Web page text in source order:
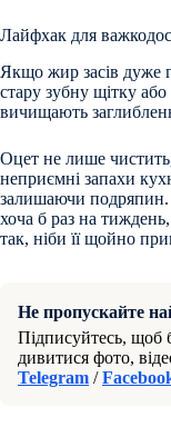
Лайфхак для
Якщо жир засів дуже
стару зубну щітку
вичищають
Оцет не лише
неприємні запахи
залишаючи
хоча б раз на
так, ніби її щойно
Не пропускайте
Підписуйтесь, щоб
дивитися фото,
Telegram /